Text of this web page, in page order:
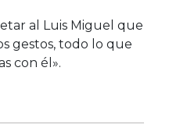
al Luis Miguel que
gestos, todo lo que
con él».